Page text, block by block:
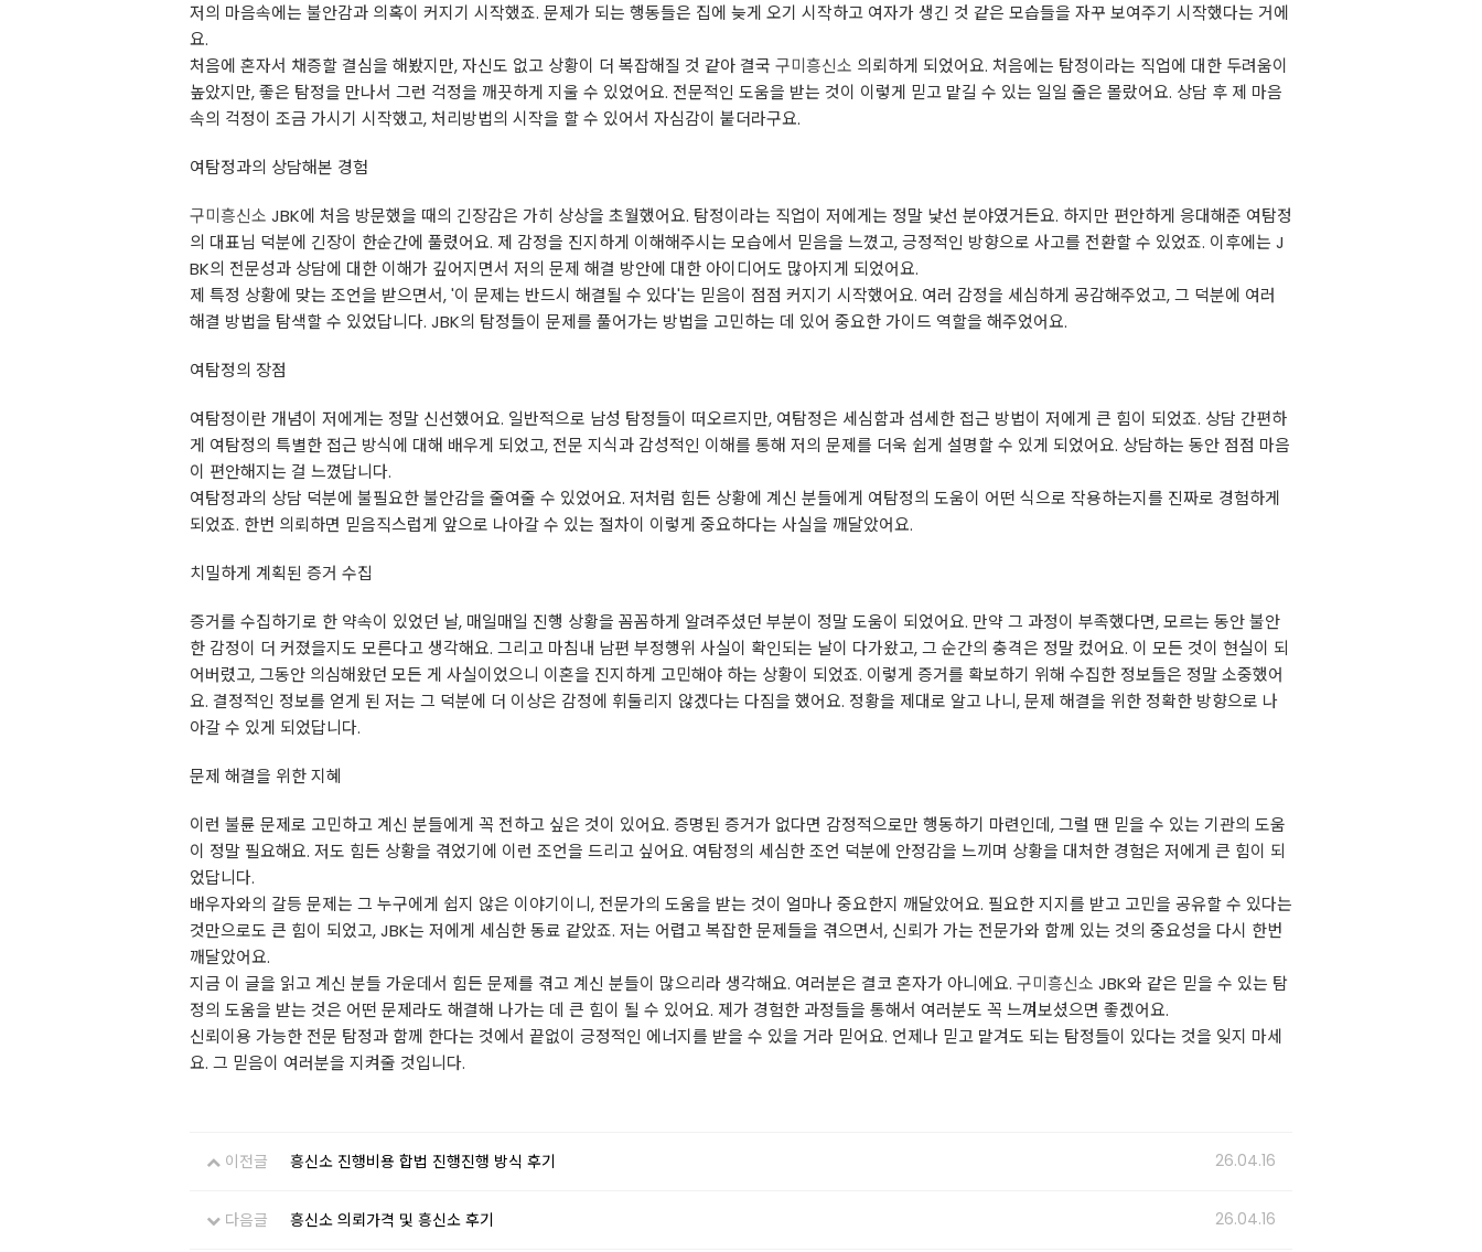
저의 마음속에는 불안감과 의혹이 커지기 시작했죠. 문제가 되는 행동들은 집에 늦게 오기 시작하고 여자가 생긴 것 같은 모습들을 자꾸 보여주기 시작했다는 거에
요.
처음에 혼자서 채증할 결심을 해봤지만, 자신도 없고 상황이 더 복잡해질 것 같아 결국 구미흥신소 의뢰하게 되었어요. 처음에는 탐정이라는 직업에 대한 두려움이
높았지만, 좋은 탐정을 만나서 그런 걱정을 깨끗하게 지울 수 있었어요. 전문적인 도움을 받는 것이 이렇게 믿고 맡길 수 있는 일일 줄은 몰랐어요. 상담 후 제 마음
속의 걱정이 조금 가시기 시작했고, 처리방법의 시작을 할 수 있어서 자심감이 붙더라구요.
여탐정과의 상담해본 경험
구미흥신소 JBK에 처음 방문했을 때의 긴장감은 가히 상상을 초월했어요. 탐정이라는 직업이 저에게는 정말 낯선 분야였거든요. 하지만 편안하게 응대해준 여탐정
의 대표님 덕분에 긴장이 한순간에 풀렸어요. 제 감정을 진지하게 이해해주시는 모습에서 믿음을 느꼈고, 긍정적인 방향으로 사고를 전환할 수 있었죠. 이후에는 J
BK의 전문성과 상담에 대한 이해가 깊어지면서 저의 문제 해결 방안에 대한 아이디어도 많아지게 되었어요.
제 특정 상황에 맞는 조언을 받으면서, '이 문제는 반드시 해결될 수 있다'는 믿음이 점점 커지기 시작했어요. 여러 감정을 세심하게 공감해주었고, 그 덕분에 여러
해결 방법을 탐색할 수 있었답니다. JBK의 탐정들이 문제를 풀어가는 방법을 고민하는 데 있어 중요한 가이드 역할을 해주었어요.
여탐정의 장점
여탐정이란 개념이 저에게는 정말 신선했어요. 일반적으로 남성 탐정들이 떠오르지만, 여탐정은 세심함과 섬세한 접근 방법이 저에게 큰 힘이 되었죠. 상담 간편하
게 여탐정의 특별한 접근 방식에 대해 배우게 되었고, 전문 지식과 감성적인 이해를 통해 저의 문제를 더욱 쉽게 설명할 수 있게 되었어요. 상담하는 동안 점점 마음
이 편안해지는 걸 느꼈답니다.
여탐정과의 상담 덕분에 불필요한 불안감을 줄여줄 수 있었어요. 저처럼 힘든 상황에 계신 분들에게 여탐정의 도움이 어떤 식으로 작용하는지를 진짜로 경험하게
되었죠. 한번 의뢰하면 믿음직스럽게 앞으로 나아갈 수 있는 절차이 이렇게 중요하다는 사실을 깨달았어요.
치밀하게 계획된 증거 수집
증거를 수집하기로 한 약속이 있었던 날, 매일매일 진행 상황을 꼼꼼하게 알려주셨던 부분이 정말 도움이 되었어요. 만약 그 과정이 부족했다면, 모르는 동안 불안
한 감정이 더 커졌을지도 모른다고 생각해요. 그리고 마침내 남편 부정행위 사실이 확인되는 날이 다가왔고, 그 순간의 충격은 정말 컸어요. 이 모든 것이 현실이 되
어버렸고, 그동안 의심해왔던 모든 게 사실이었으니 이혼을 진지하게 고민해야 하는 상황이 되었죠. 이렇게 증거를 확보하기 위해 수집한 정보들은 정말 소중했어
요. 결정적인 정보를 얻게 된 저는 그 덕분에 더 이상은 감정에 휘둘리지 않겠다는 다짐을 했어요. 정황을 제대로 알고 나니, 문제 해결을 위한 정확한 방향으로 나
아갈 수 있게 되었답니다.
문제 해결을 위한 지혜
이런 불륜 문제로 고민하고 계신 분들에게 꼭 전하고 싶은 것이 있어요. 증명된 증거가 없다면 감정적으로만 행동하기 마련인데, 그럴 땐 믿을 수 있는 기관의 도움
이 정말 필요해요. 저도 힘든 상황을 겪었기에 이런 조언을 드리고 싶어요. 여탐정의 세심한 조언 덕분에 안정감을 느끼며 상황을 대처한 경험은 저에게 큰 힘이 되
었답니다.
배우자와의 갈등 문제는 그 누구에게 쉽지 않은 이야기이니, 전문가의 도움을 받는 것이 얼마나 중요한지 깨달았어요. 필요한 지지를 받고 고민을 공유할 수 있다는
것만으로도 큰 힘이 되었고, JBK는 저에게 세심한 동료 같았죠. 저는 어렵고 복잡한 문제들을 겪으면서, 신뢰가 가는 전문가와 함께 있는 것의 중요성을 다시 한번
깨달았어요.
지금 이 글을 읽고 계신 분들 가운데서 힘든 문제를 겪고 계신 분들이 많으리라 생각해요. 여러분은 결코 혼자가 아니에요. 구미흥신소 JBK와 같은 믿을 수 있는 탐
정의 도움을 받는 것은 어떤 문제라도 해결해 나가는 데 큰 힘이 될 수 있어요. 제가 경험한 과정들을 통해서 여러분도 꼭 느껴보셨으면 좋겠어요.
신뢰이용 가능한 전문 탐정과 함께 한다는 것에서 끝없이 긍정적인 에너지를 받을 수 있을 거라 믿어요. 언제나 믿고 맡겨도 되는 탐정들이 있다는 것을 잊지 마세
요. 그 믿음이 여러분을 지켜줄 것입니다.
이전글 흥신소 진행비용 합법 진행진행 방식 후기 26.04.16
다음글 흥신소 의뢰가격 및 흥신소 후기 26.04.16